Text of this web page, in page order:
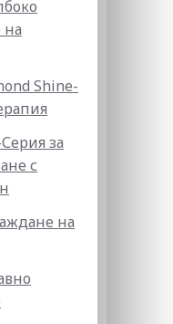
на
Shine-
за
с
на